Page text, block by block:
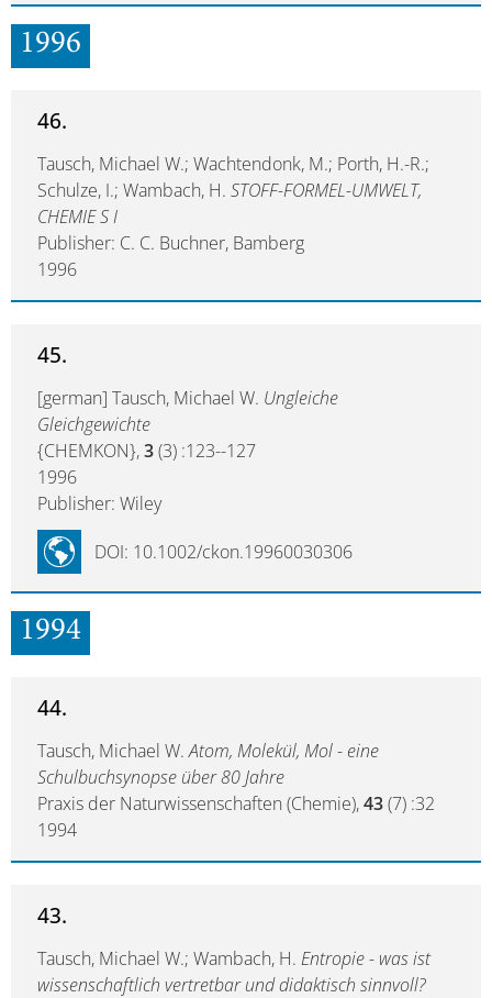
1996
46.
Tausch, Michael W.; Wachtendonk, M.; Porth, H.-R.;
Schulze, I.; Wambach, H. STOFF-FORMEL-UMWELT,
CHEMIE S I
Publisher: C. C. Buchner, Bamberg
1996
45.
[german] Tausch, Michael W. Ungleiche
Gleichgewichte
{CHEMKON},3(3) :123--127
1996
Publisher: Wiley
DOI: 10.1002/ckon.19960030306
1994
44.
Tausch, Michael W.Atom, Molekül, Mol - eine
Schulbuchsynopse über 80 Jahre
Praxis der Naturwissenschaften (Chemie),43(7) :32
1994
43.
Tausch, Michael W.; Wambach, H. Entropie - was ist
wissenschaftlich vertretbar und didaktisch sinnvoll?